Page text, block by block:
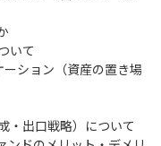
いて
ーション（資産の置き場
・出口戦略）について